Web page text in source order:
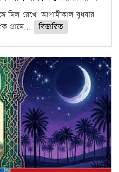
মিল রেখে আগামীকাল বুধবার
গ্রামে...
বিস্তারিত